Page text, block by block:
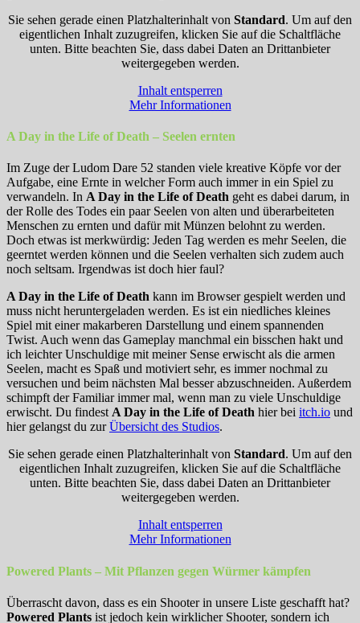
Sie sehen gerade einen Platzhalterinhalt von Standard. Um auf den
eigentlichen Inhalt zuzugreifen, klicken Sie auf die Schaltfläche
unten. Bitte beachten Sie, dass dabei Daten an Drittanbieter
weitergegeben werden.
Inhalt entsperren
Mehr Informationen
A Day in the Life of Death – Seelen ernten
Im Zuge der Ludom Dare 52 standen viele kreative Köpfe vor der
Aufgabe, eine Ernte in welcher Form auch immer in ein Spiel zu
verwandeln. In A Day in the Life of Death geht es dabei darum, in
der Rolle des Todes ein paar Seelen von alten und überarbeiteten
Menschen zu ernten und dafür mit Münzen belohnt zu werden.
Doch etwas ist merkwürdig: Jeden Tag werden es mehr Seelen, die
geerntet werden können und die Seelen verhalten sich zudem auch
noch seltsam. Irgendwas ist doch hier faul?
A Day in the Life of Death kann im Browser gespielt werden und
muss nicht heruntergeladen werden. Es ist ein niedliches kleines
Spiel mit einer makarberen Darstellung und einem spannenden
Twist. Auch wenn das Gameplay manchmal ein bisschen hakt und
ich leichter Unschuldige mit meiner Sense erwischt als die armen
Seelen, macht es Spaß und motiviert sehr, es immer nochmal zu
versuchen und beim nächsten Mal besser abzuschneiden. Außerdem
schimpft der Familiar immer mal, wenn man zu viele Unschuldige
erwischt. Du findest A Day in the Life of Death hier bei itch.io und
hier gelangst du zurÜbersicht des Studios.
Sie sehen gerade einen Platzhalterinhalt von Standard. Um auf den
eigentlichen Inhalt zuzugreifen, klicken Sie auf die Schaltfläche
unten. Bitte beachten Sie, dass dabei Daten an Drittanbieter
weitergegeben werden.
Inhalt entsperren
Mehr Informationen
Powered Plants – Mit Pflanzen gegen Würmer kämpfen
Überrascht davon, dass es ein Shooter in unsere Liste geschafft hat?
Powered Plants ist jedoch kein wirklicher Shooter, sondern ich